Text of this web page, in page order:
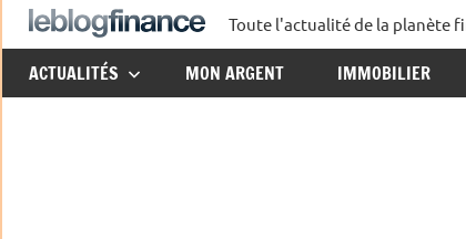
Aller
au
contenu
Le
Blog
Toute l'actualité de la planète
ACTUALITÉS MON ARGENT IMMOBILIER